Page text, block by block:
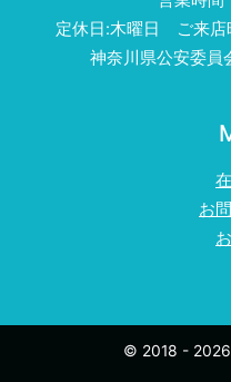
定休日:木曜日 ご来店
神奈川県公安委
お
© 2018 - 2026